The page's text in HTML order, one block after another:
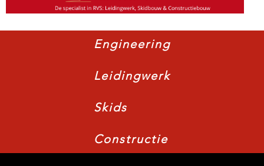
Engineering
Leidingwerk
Skids
Constructie